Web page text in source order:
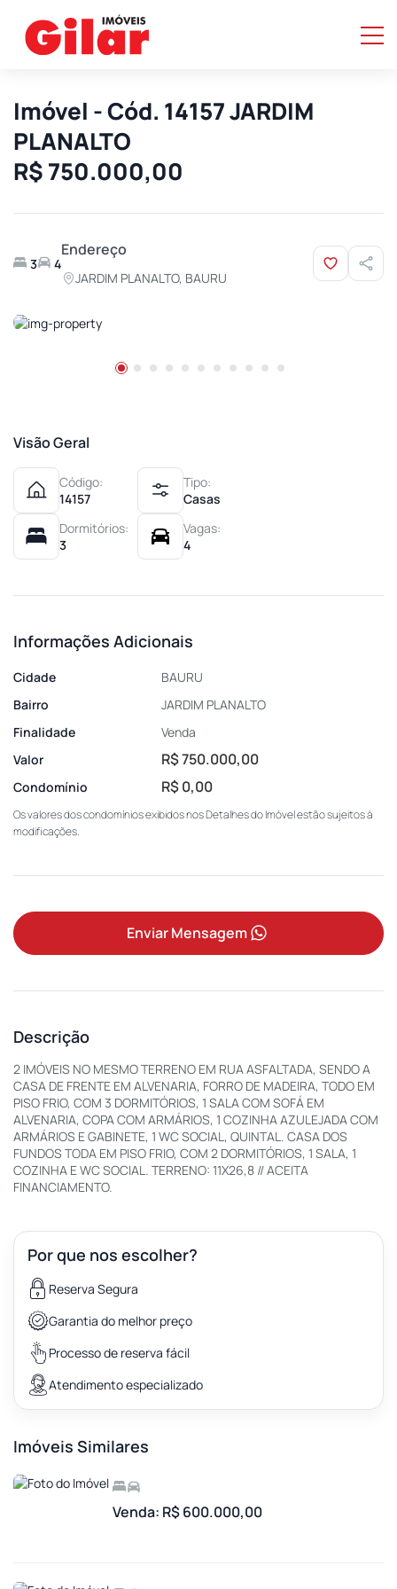
Imóvel - Cód. 14157 JARDIM
PLANALTO
R$ 750.000,00
3 4
Endereço
JARDIM PLANALTO, BAURU
Visão Geral
Código:
14157
Tipo:
Casas
Dormitórios:
3
Vagas:
4
Informações Adicionais
Cidade
BAURU
Bairro
JARDIM PLANALTO
Finalidade
Venda
Valor
R$ 750.000,00
Condomínio R$ 0,00
Os valores dos condomínios exibidos nos Detalhes do Imóvel estão sujeitos à
modificações.
Enviar Mensagem
Descrição
2 IMÓVEIS NO MESMO TERRENO EM RUA ASFALTADA, SENDO A
CASA DE FRENTE EM ALVENARIA, FORRO DE MADEIRA, TODO EM
PISO FRIO, COM 3 DORMITÓRIOS, 1 SALA COM SOFÁ EM
ALVENARIA, COPA COM ARMÁRIOS, 1 COZINHA AZULEJADA COM
ARMÁRIOS E GABINETE, 1 WC SOCIAL, QUINTAL. CASA DOS
FUNDOS TODA EM PISO FRIO, COM 2 DORMITÓRIOS, 1 SALA, 1
COZINHA E WC SOCIAL. TERRENO: 11X26,8 // ACEITA
FINANCIAMENTO.
Por que nos escolher?
Reserva Segura
Garantia do melhor preço
Processo de reserva fácil
Atendimento especializado
Imóveis Similares
Venda: R$ 600.000,00